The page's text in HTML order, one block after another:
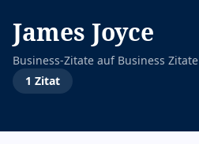
James Joyce
Business-Zitate auf Business Zitate
1 Zitat